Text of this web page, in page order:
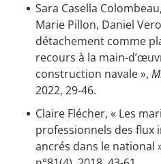
Sara Casella
Marie Pillon, Daniel
détachement comme
recours à la main-
construction navale »,
2022, 29-46.
Claire Flécher, « Les
professionnels des flux
ancrés dans le national